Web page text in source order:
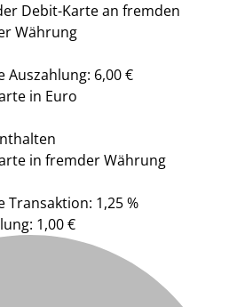
Debit-Karte an fremden
Währung
Auszahlung: 6,00 €
in Euro
in fremder Währung
Transaktion: 1,25 %
1,00 €